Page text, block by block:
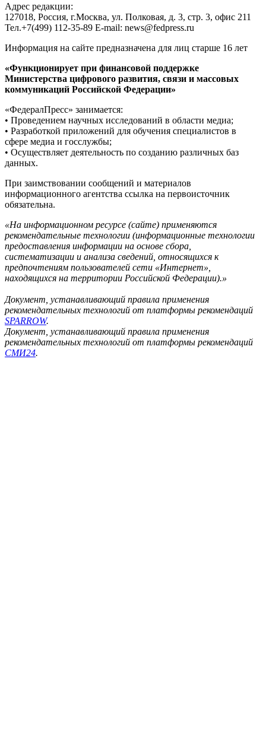
Адрес редакции:
127018, Россия, г.Москва, ул. Полковая, д. 3, стр. 3, офис 211
Тел.+7(499) 112-35-89 E-mail: news@fedpress.ru
Информация на сайте предназначена для лиц старше 16 лет
«Функционирует при финансовой поддержке
Министерства цифрового развития, связи и массовых
коммуникаций Российской Федерации»
«ФедералПресс» занимается:
• Проведением научных исследований в области медиа;
• Разработкой приложений для обучения специалистов в
сфере медиа и госслужбы;
• Осуществляет деятельность по созданию различных баз
данных.
При заимствовании сообщений и материалов
информационного агентства ссылка на первоисточник
обязательна.
«На информационном ресурсе (сайте) применяются
рекомендательные технологии (информационные технологии
предоставления информации на основе сбора,
систематизации и анализа сведений, относящихся к
предпочтениям пользователей сети «Интернет»,
находящихся на территории Российской Федерации).»
Документ, устанавливающий правила применения
рекомендательных технологий от платформы рекомендаций
SPARROW.
Документ, устанавливающий правила применения
рекомендательных технологий от платформы рекомендаций
СМИ24.